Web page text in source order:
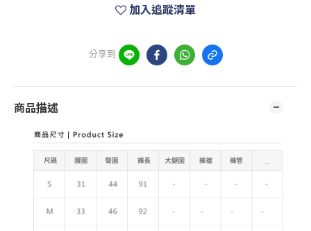
加入追蹤清單
分享到
商品描述